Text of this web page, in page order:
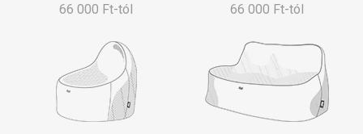
66 000 Ft-tól 66 000 Ft-tól